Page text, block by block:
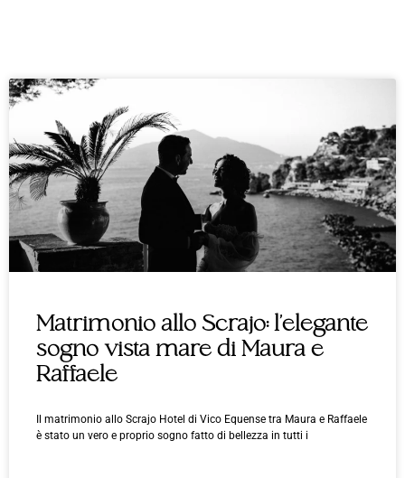
Matrimonio allo Scrajo: l’elegante
sogno vista mare di Maura e
Raffaele
Il matrimonio allo Scrajo Hotel di Vico Equense tra Maura e Raffaele
è stato un vero e proprio sogno fatto di bellezza in tutti i